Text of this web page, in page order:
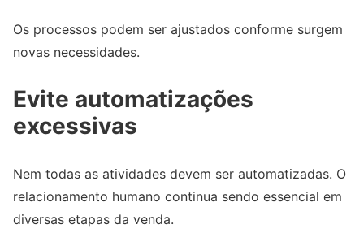
Os processos podem ser ajustados conforme surgem
novas necessidades.
Evite automatizações
excessivas
Nem todas as atividades devem ser automatizadas. O
relacionamento humano continua sendo essencial em
diversas etapas da venda.